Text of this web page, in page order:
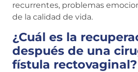
recurrentes, problemas
de la calidad de vida.
¿Cuál es la
después de una
fístula rectovaginal?